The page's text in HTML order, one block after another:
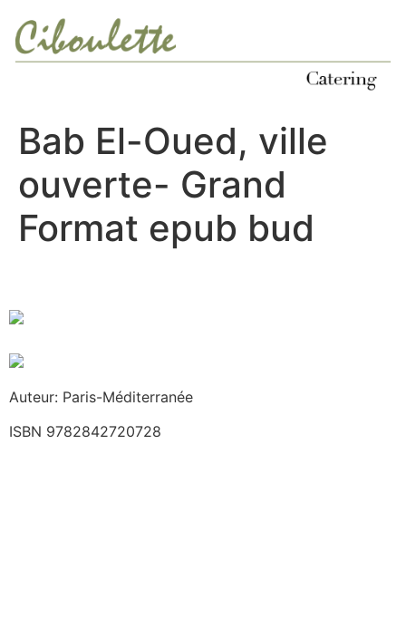
contenido
Bab El-Oued, ville
ouverte- Grand
Format epub bud
Auteur: Paris-Méditerranée
ISBN 9782842720728